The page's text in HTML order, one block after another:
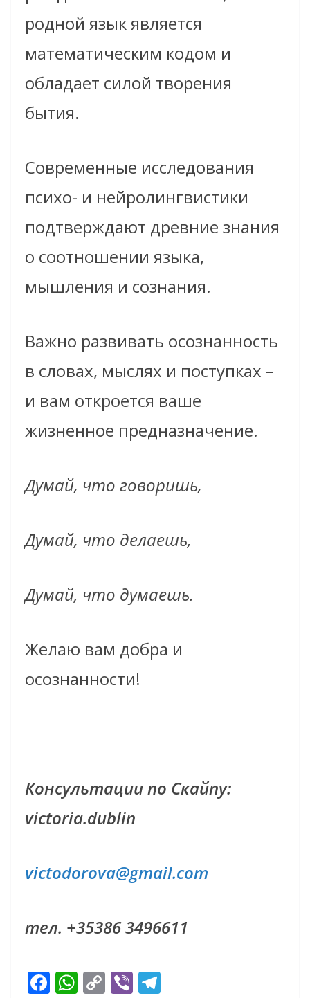
родной язык является
математическим кодом и
обладает силой творения
бытия.
Современные исследования
психо- и нейролингвистики
подтверждают древние знания
о соотношении языка,
мышления и сознания.
Важно развивать осознанность
в словах, мыслях и поступках –
и вам откроется ваше
жизненное предназначение.
Думай, что говоришь,
Думай, что делаешь,
Думай, что думаешь.
Желаю вам добра и
осознанности!
Консультации по Скайпу:
victoria.dublin
victodorova@gmail.com
тел. +35386 3496611
F W C Vi